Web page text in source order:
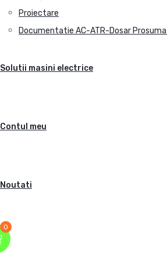
Proiectare
Documentatie AC-ATR-Dosar
Solutii masini electrice
Contul meu
Noutati
0